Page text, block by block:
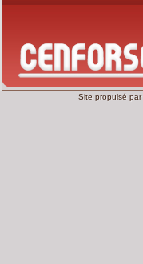
Site propulsé par